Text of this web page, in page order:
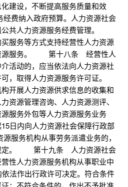
建设，不断提高服务质量和效
纳入政府预算。人力资源社会
公共人力资源服务经费管理。
服务等方式支持经营性人力资源
源服务。 第十八条 经营性人
活动的，应当依法向人力资源社
，取得人力资源服务许可证。
展人力资源供求信息的收集和
资源管理咨询、人力资源测评、
服务外包等人力资源服务业务
日内向人力资源社会保障行政部
务机构从事劳务派遣业务的，
定。 第十九条 人力资源社会
性人力资源服务机构从事职业中
法作出行政许可决定。符合条件